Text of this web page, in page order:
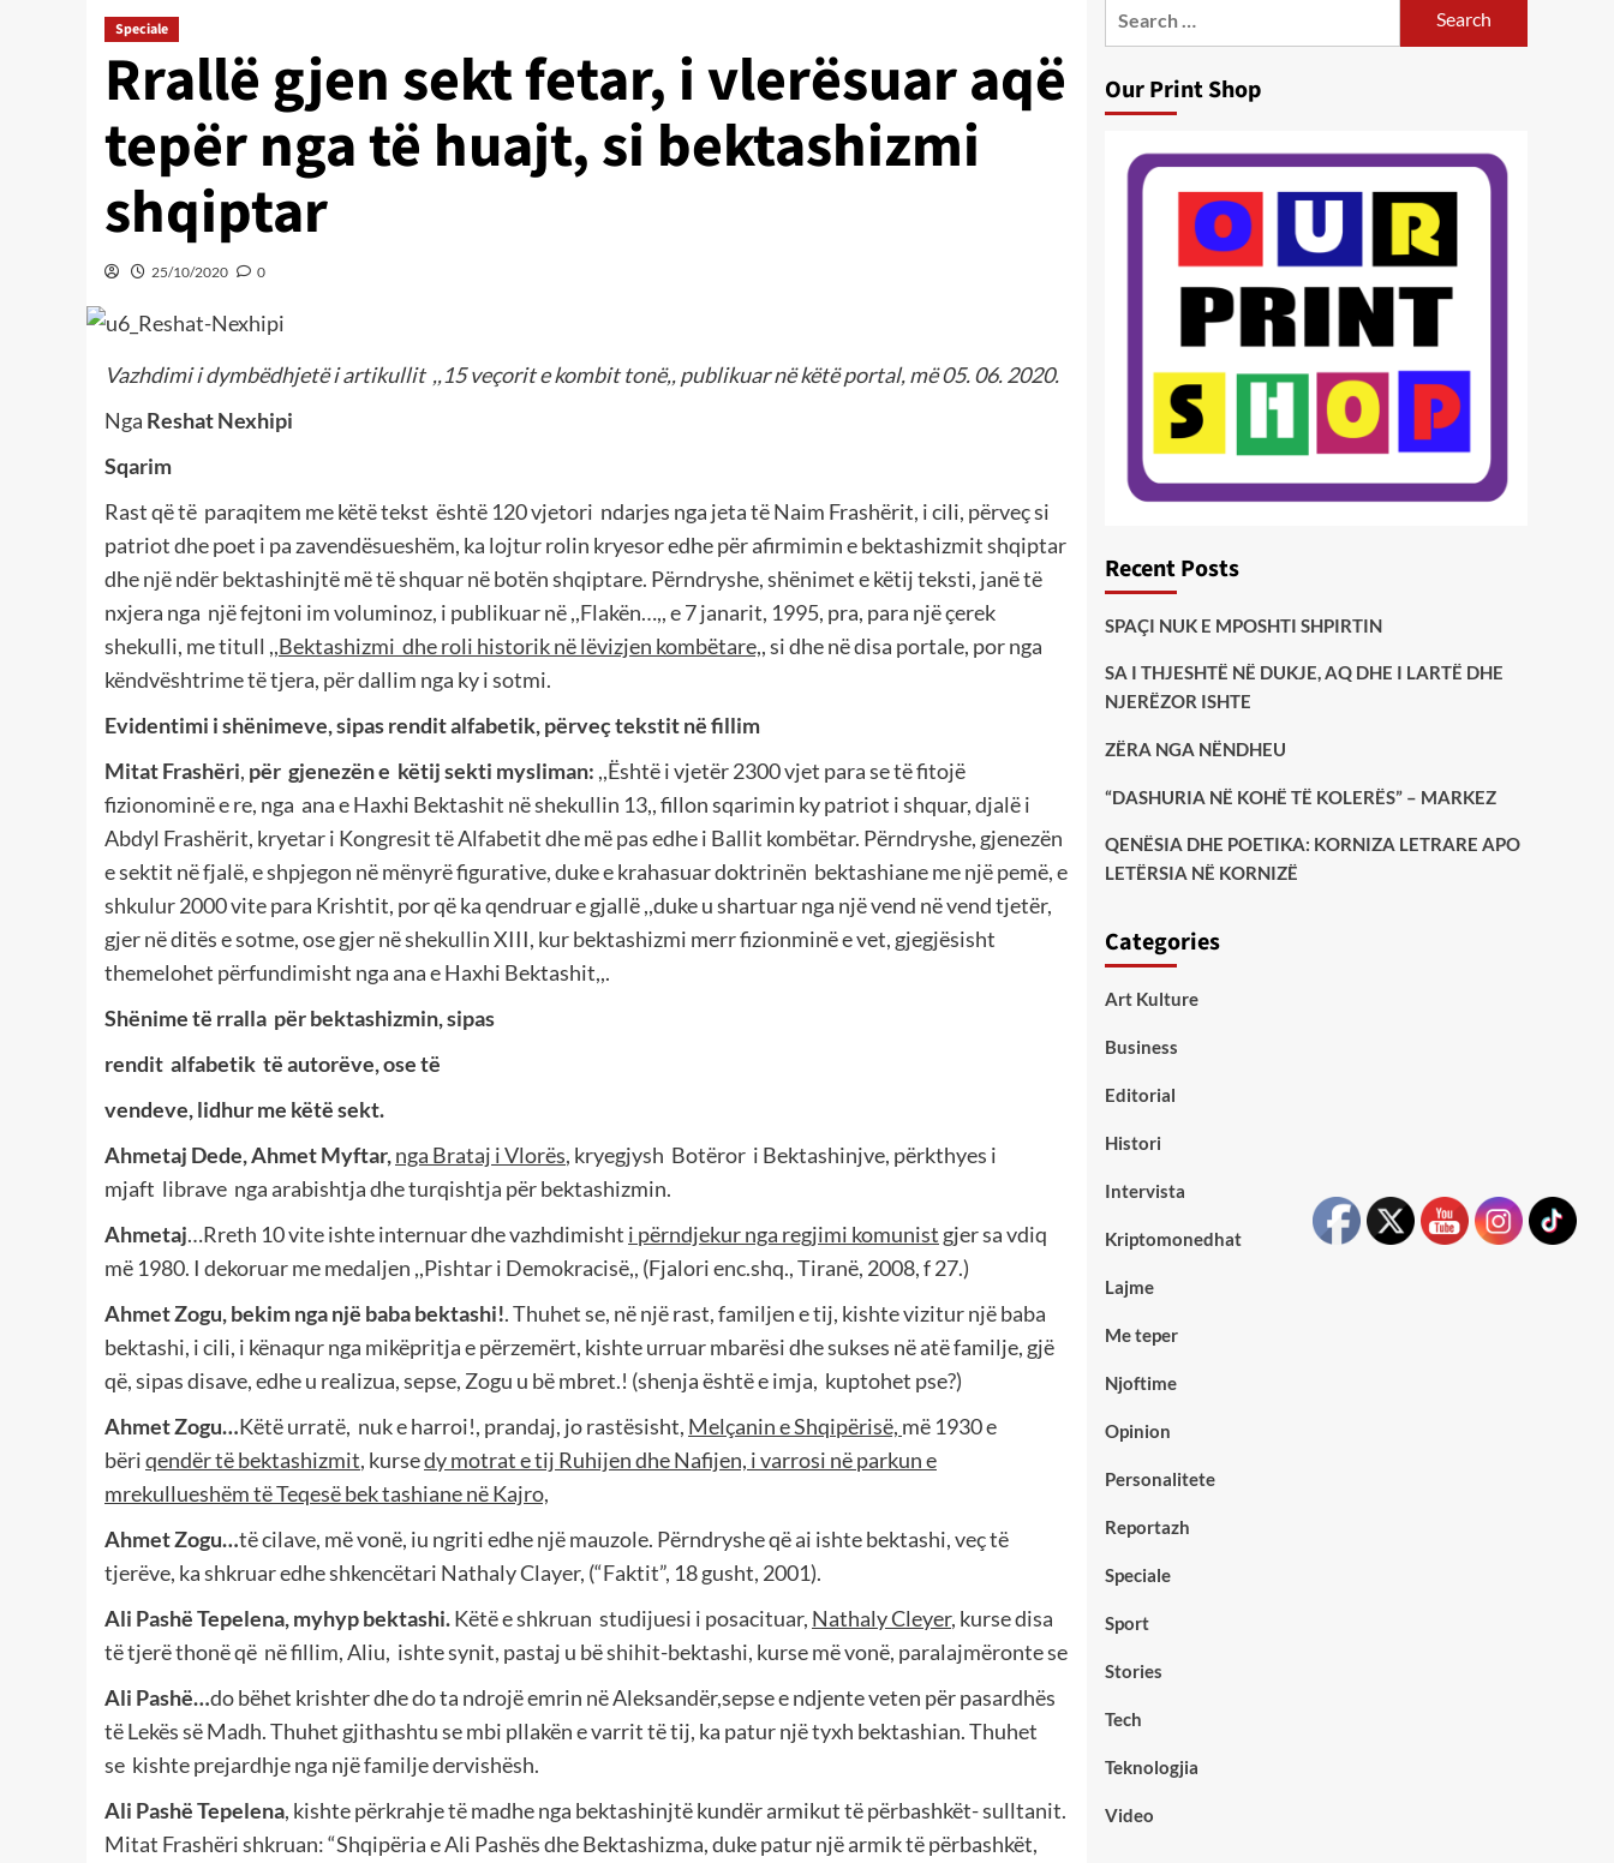
Speciale
Rrallë gjen sekt fetar, i vlerësuar aqë
tepër nga të huajt, si bektashizmi
shqiptar
25/10/2020 0
Vazhdimi i dymbëdhjetë i artikullit ,,15 veçorit e kombit tonë,, publikuar në këtë portal, më 05. 06. 2020.
Nga Reshat Nexhipi
Sqarim
Rast që të paraqitem me këtë tekst është 120 vjetori ndarjes nga jeta të Naim Frashërit, i cili, përveç si
patriot dhe poet i pa zavendësueshëm, ka lojtur rolin kryesor edhe për afirmimin e bektashizmit shqiptar
dhe një ndër bektashinjtë më të shquar në botën shqiptare. Përndryshe, shënimet e këtij teksti, janë të
nxjera nga një fejtoni im voluminoz, i publikuar në ,,Flakën…,, e 7 janarit, 1995, pra, para një çerek
shekulli, me titull ,,Bektashizmi dhe roli historik në lëvizjen kombëtare,,si dhe në disa portale, por nga
këndvështrime të tjera, për dallim nga ky i sotmi.
Evidentimi i shënimeve, sipas rendit alfabetik, përveç tekstit në fillim
Mitat Frashëri, për gjenezën e këtij sekti mysliman: ,,Është i vjetër 2300 vjet para se të fitojë
fizionominë e re, nga ana e Haxhi Bektashit në shekullin 13,, fillon sqarimin ky patriot i shquar, djalë i
Abdyl Frashërit, kryetar i Kongresit të Alfabetit dhe më pas edhe i Ballit kombëtar. Përndryshe, gjenezën
e sektit në fjalë, e shpjegon në mënyrë figurative, duke e krahasuar doktrinën bektashiane me një pemë, e
shkulur 2000 vite para Krishtit, por që ka qendruar e gjallë ,,duke u shartuar nga një vend në vend tjetër,
gjer në ditës e sotme, ose gjer në shekullin XIII, kur bektashizmi merr fizionminë e vet, gjegjësisht
themelohet përfundimisht nga ana e Haxhi Bektashit,,.
Shënime të rralla për bektashizmin, sipas
rendit alfabetik të autorëve, ose të
vendeve, lidhur me këtë sekt.
Ahmetaj Dede, Ahmet Myftar,nga Brataj i Vlorës, kryegjysh Botëror i Bektashinjve, përkthyes i
mjaft librave nga arabishtja dhe turqishtja për bektashizmin.
Ahmetaj…Rreth 10 vite ishte internuar dhe vazhdimisht i përndjekur nga regjimi komunist gjer sa vdiq
më 1980. I dekoruar me medaljen ,,Pishtar i Demokracisë,, (Fjalori enc.shq., Tiranë, 2008, f 27.)
Ahmet Zogu, bekim nga një baba bektashi!. Thuhet se, në një rast, familjen e tij, kishte vizitur një baba
bektashi, i cili, i kënaqur nga mikëpritja e përzemërt, kishte urruar mbarësi dhe sukses në atë familje, gjë
që, sipas disave, edhe u realizua, sepse, Zogu u bë mbret.! (shenja është e imja, kuptohet pse?)
Ahmet Zogu…Këtë urratë, nuk e harroi!, prandaj, jo rastësisht, Melçanin e Shqipërisë, më 1930 e
bëriqendër të bektashizmit, kursedy motrat e tij Ruhijen dhe Nafijen, i varrosi në parkun e
mrekullueshëm të Teqesë bek tashiane në Kajro,
Ahmet Zogu…të cilave, më vonë, iu ngriti edhe një mauzole. Përndryshe që ai ishte bektashi, veç të
tjerëve, ka shkruar edhe shkencëtari Nathaly Clayer, (“Faktit”, 18 gusht, 2001).
Ali Pashë Tepelena, myhyp bektashi.Këtë e shkruan studijuesi i posacituar, Nathaly Cleyer, kurse disa
të tjerë thonë që në fillim, Aliu, ishte synit, pastaj u bë shihit-bektashi, kurse më vonë, paralajmëronte se
Ali Pashë…do bëhet krishter dhe do ta ndrojë emrin në Aleksandër,sepse e ndjente veten për pasardhës
të Lekëssë Madh. Thuhet gjithashtu se mbi pllakën e varrit të tij, ka patur një tyxh bektashian. Thuhet
se kishte prejardhje nga një familje dervishësh.
Ali Pashë Tepelena, kishte përkrahje të madhe nga bektashinjtë kundër armikut të përbashkët- sulltanit.
Mitat Frashëri shkruan: “Shqipëria e Ali Pashës dhe Bektashizma, duke patur një armik të përbashkët,
Our Print Shop
Recent Posts
SPAÇI NUK E MPOSHTI SHPIRTIN
SA I THJESHTË NË DUKJE, AQ DHE I LARTË DHE
NJERËZOR ISHTE
ZËRA NGA NËNDHEU
“DASHURIA NË KOHË TË KOLERËS” – MARKEZ
QENËSIA DHE POETIKA: KORNIZA LETRARE APO
LETËRSIA NË KORNIZË
Categories
Art Kulture
Business
Editorial
Histori
Intervista
Kriptomonedhat
Lajme
Me teper
Njoftime
Opinion
Personalitete
Reportazh
Speciale
Sport
Stories
Tech
Teknologjia
Video